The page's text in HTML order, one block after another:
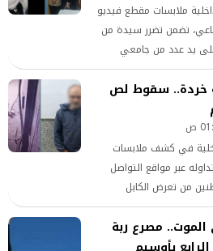
ملابسات مقطع فيديو
تضمن تضرر سيدة من
يد عدد من جامعي
الجيزة
خردة.. سقوط لص
في كشف ملابسات
عبر مواقع التواصل
من تعرض الكابل
يمتلكها للسرقة بمنطقة
مصرع ربة